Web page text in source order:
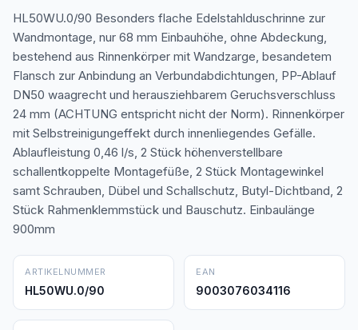
HL50WU.0/90 Besonders flache Edelstahlduschrinne zur
Wandmontage, nur 68 mm Einbauhöhe, ohne Abdeckung,
bestehend aus Rinnenkörper mit Wandzarge, besandetem
Flansch zur Anbindung an Verbundabdichtungen, PP-Ablauf
DN50 waagrecht und herausziehbarem Geruchsverschluss
24 mm (ACHTUNG entspricht nicht der Norm). Rinnenkörper
mit Selbstreinigungeffekt durch innenliegendes Gefälle.
Ablaufleistung 0,46 l/s, 2 Stück höhenverstellbare
schallentkoppelte Montagefüße, 2 Stück Montagewinkel
samt Schrauben, Dübel und Schallschutz, Butyl-Dichtband, 2
Stück Rahmenklemmstück und Bauschutz. Einbaulänge
900mm
ARTIKELNUMMER
HL50WU.0/90
EAN
9003076034116